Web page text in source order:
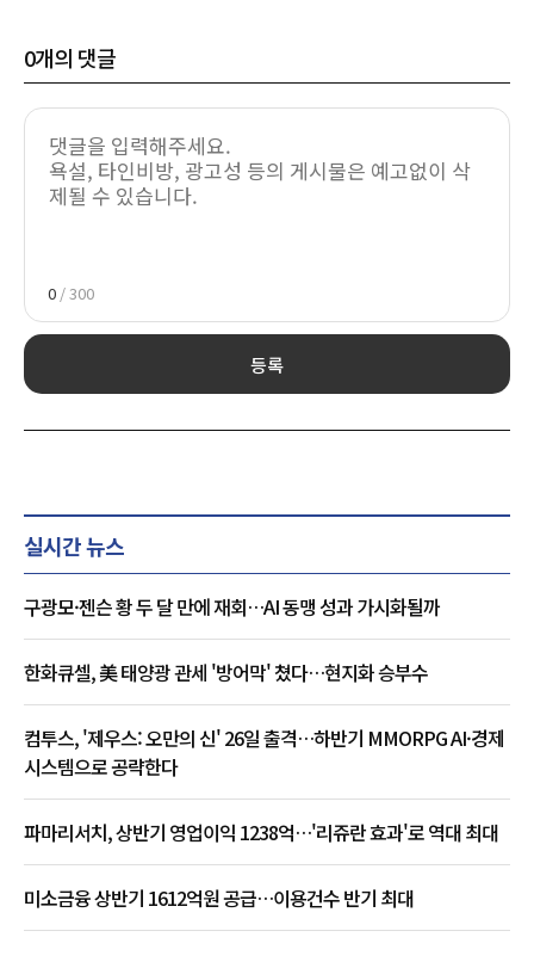
0개의 댓글
0 / 300
등록
실시간 뉴스
구광모·젠슨 황 두 달 만에 재회…AI 동맹 성과 가시화될까
한화큐셀, 美 태양광 관세 '방어막' 쳤다…현지화 승부수
컴투스, '제우스: 오만의 신' 26일 출격…하반기 MMORPG AI·경제
시스템으로 공략한다
파마리서치, 상반기 영업이익 1238억…'리쥬란 효과'로 역대 최대
미소금융 상반기 1612억원 공급…이용건수 반기 최대